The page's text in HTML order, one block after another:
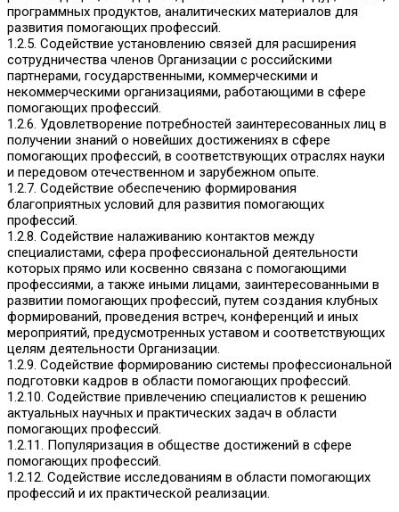
программных продуктов, аналитических материалов для
развития помогающих профессий.
1.2.5. Содействие установлению связей для расширения
сотрудничества членов Организации с российскими
партнерами, государственными, коммерческими и
некоммерческими организациями, работающими в сфере
помогающих профессий.
1.2.6. Удовлетворение потребностей заинтересованных лиц в
получении знаний о новейших достижениях в сфере
помогающих профессий, в соответствующих отраслях науки
и передовом отечественном и зарубежном опыте.
1.2.7. Содействие обеспечению формирования
благоприятных условий для развития помогающих
профессий.
1.2.8. Содействие налаживанию контактов между
специалистами, сфера профессиональной деятельности
которых прямо или косвенно связана с помогающими
профессиями, а также иными лицами, заинтересованными в
развитии помогающих профессий, путем создания клубных
формирований, проведения встреч, конференций и иных
мероприятий, предусмотренных уставом и соответствующих
целям деятельности Организации.
1.2.9. Содействие формированию системы профессиональной
подготовки кадров в области помогающих профессий.
1.2.10. Содействие привлечению специалистов к решению
актуальных научных и практических задач в области
помогающих профессий.
1.2.11. Популяризация в обществе достижений в сфере
помогающих профессий.
1.2.12. Содействие исследованиям в области помогающих
профессий и их практической реализации.